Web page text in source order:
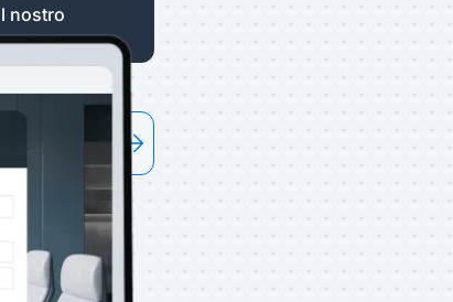
nostro
Inizia
sempre più
per attirare più
le risposte.